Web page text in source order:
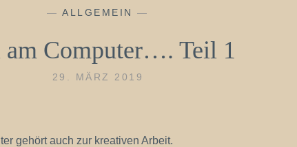
—ALLGEMEIN —
am Computer…. Teil 1
29. MÄRZ 2019
gehört auch zur kreativen Arbeit.